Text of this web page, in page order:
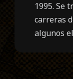
1995. Se
carreras
algunos